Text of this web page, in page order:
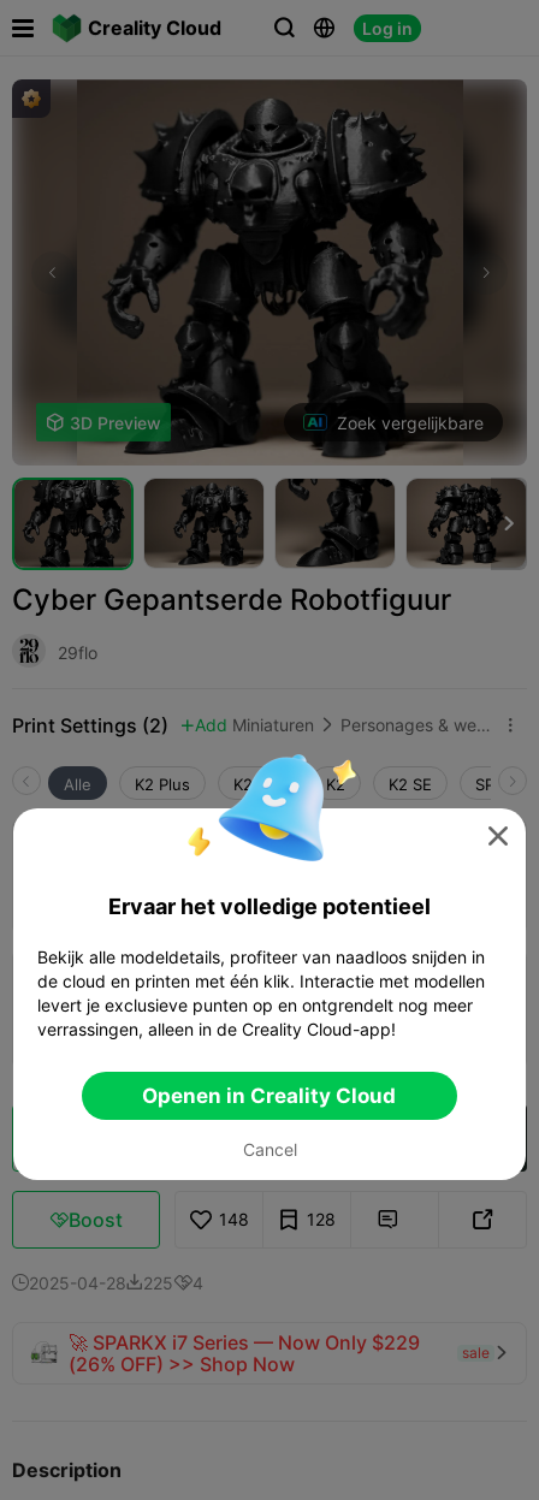
Creality Cloud   Log in
 
 3D Preview Zoek vergelijkbare

Cyber Gepantserde Robotfiguur
29flo
Print Settings (2)  Add Miniaturen  Personages & wezens 
Alle K2 Plus K2 Pro K2 K2 SE SPARKX
0.2mm laag, 2 wanden, 15% vulling
0.2mm laag, 2 wanden, 15% vulling
 09h 14m  1 plates 
Boost 148 128  
2025-04-282254
🚀 SPARKX i7 Series — Now Only $229
(26% OFF) >> Shop Now
sale 
Description

Ervaar het volledige potentieel
Bekijk alle modeldetails, profiteer van naadloos snijden in
de cloud en printen met één klik. Interactie met modellen
levert je exclusieve punten op en ontgrendelt nog meer
verrassingen, alleen in de Creality Cloud-app!
Openen in Creality Cloud
Cancel